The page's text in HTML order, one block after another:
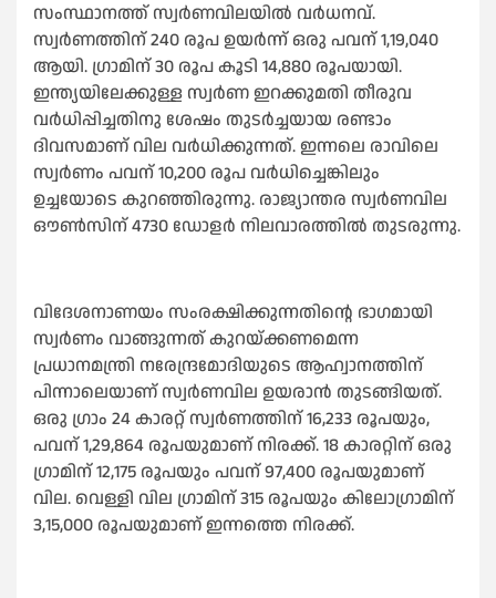
സംസ്ഥാനത്ത് സ്വർണവിലയില്‍ വർധനവ്.
സ്വർണത്തിന് 240 രൂപ ഉയർന്ന് ഒരു പവന് 1,19,040
ആയി. ഗ്രാമിന് 30 രൂപ കൂടി 14,880 രൂപയായി.
ഇന്ത്യയിലേക്കുള്ള സ്വർണ ഇറക്കുമതി തീരുവ
വർധിപ്പിച്ചതിനു ശേഷം തുടർച്ചയായ രണ്ടാം
ദിവസമാണ് വില വർധിക്കുന്നത്. ഇന്നലെ രാവിലെ
സ്വർണം പവന് 10,200 രൂപ വർധിച്ചെങ്കിലും
ഉച്ചയോടെ കുറഞ്ഞിരുന്നു. രാജ്യാന്തര സ്വർണവില
ഔണ്‍സിന് 4730 ഡോളർ നിലവാരത്തില്‍ തുടരുന്നു.
വിദേശനാണയം സംരക്ഷിക്കുന്നതിന്റെ ഭാഗമായി
സ്വർണം വാങ്ങുന്നത് കുറയ്ക്കണമെന്ന
പ്രധാനമന്ത്രി നരേന്ദ്രമോദിയുടെ ആഹ്വാനത്തിന്
പിന്നാലെയാണ് സ്വർണവില ഉയരാൻ തുടങ്ങിയത്.
ഒരു ഗ്രാം 24 കാരറ്റ് സ്വർണത്തിന് 16,233 രൂപയും,
പവന് 1,29,864 രൂപയുമാണ് നിരക്ക്. 18 കാരറ്റിന് ഒരു
ഗ്രാമിന് 12,175 രൂപയും പവന് 97,400 രൂപയുമാണ്
വില. വെള്ളി വില ഗ്രാമിന് 315 രൂപയും കിലോഗ്രാമിന്
3,15,000 രൂപയുമാണ് ഇന്നത്തെ നിരക്ക്.